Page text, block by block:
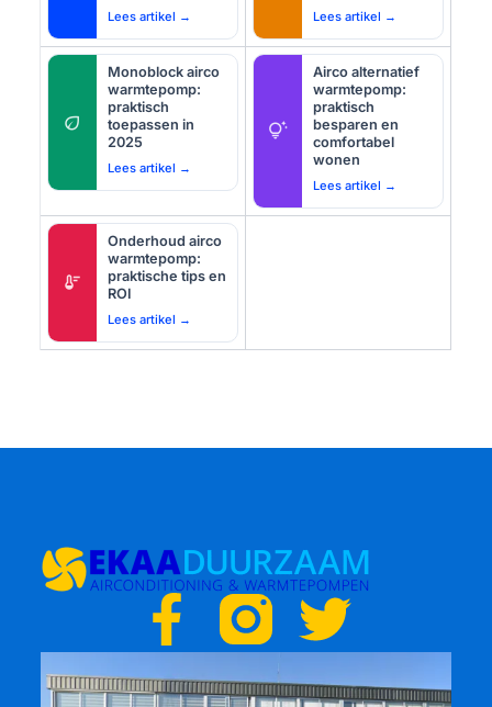
Lees artikel → Lees artikel →
eco
Monoblock airco
warmtepomp:
praktisch
toepassen in
2025
Lees artikel →
tips_and_updates
Airco alternatief
warmtepomp:
praktisch
besparen en
comfortabel
wonen
Lees artikel →
thermostat
Onderhoud airco
warmtepomp:
praktische tips en
ROI
Lees artikel →
F
a
T
w